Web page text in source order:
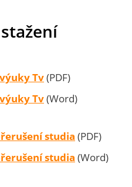
Tv(PDF)
Tv(Word)
studia (PDF)
studia (Word)